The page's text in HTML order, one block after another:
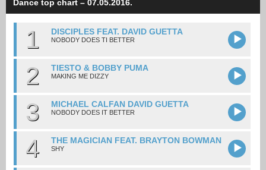
Dance top chart – 07.05.2016.
1 DISCIPLES FEAT. DAVID GUETTA
NOBODY DOES TI BETTER
2 TIESTO & BOBBY PUMA
MAKING ME DIZZY
3 MICHAEL CALFAN DAVID GUETTA
NOBODY DOES IT BETTER
4 THE MAGICIAN FEAT. BRAYTON BOWMAN
SHY